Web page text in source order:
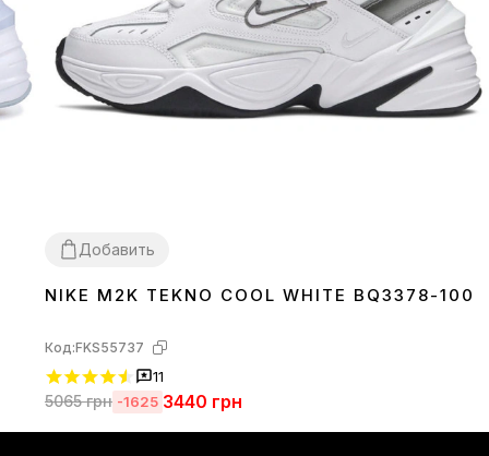
Добавить
3637 38 39404142434445
NIKE M2K TEKNO COOL WHITE BQ3378-100
Код:FKS55737
11
5065грн -1625 3440 грн